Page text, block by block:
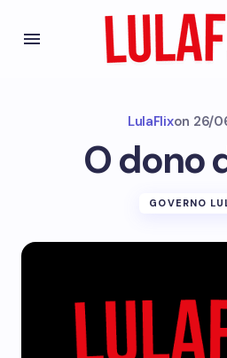
LulaFlixon 26/
O dono
GOVERNO